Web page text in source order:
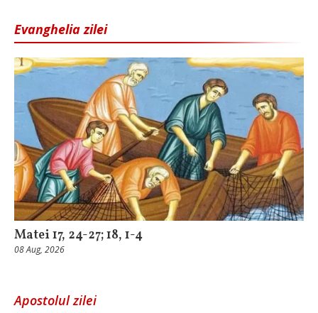
Evanghelia zilei
Matei 17, 24-27; 18, 1-4
08 Aug, 2026
Apostolul zilei